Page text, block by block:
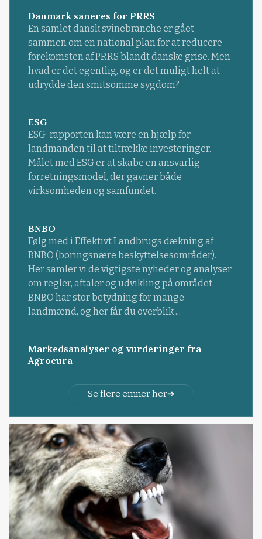
Danmark saneres for PRRS
En samlet dansk svinebranche er gået
sammen om en national plan for at reducere
forekomsten af PRRS blandt danske grise. Men
hvad er det egentlig, og er det muligt helt at
udrydde den smitsomme sygdom?
ESG
ESG-rapporten kan være en hjælp for
landmanden til at tiltrække investeringer.
Målet med ESG er at skabe en ansvarlig
forretningsmodel, der gavner både
virksomheden og samfundet.
BNBO
Følg med i Effektivt Landbrugs dækning af
BNBO (boringsnære beskyttelsesområder).
Her samler vi de vigtigste nyheder og analyser
om regler, aftaler og udvikling på området.
BNBO har stor betydning for mange
landmænd, og her får du overblik ...
Markedsanalyser og vurderinger fra
Agrocura
Se flere emner her